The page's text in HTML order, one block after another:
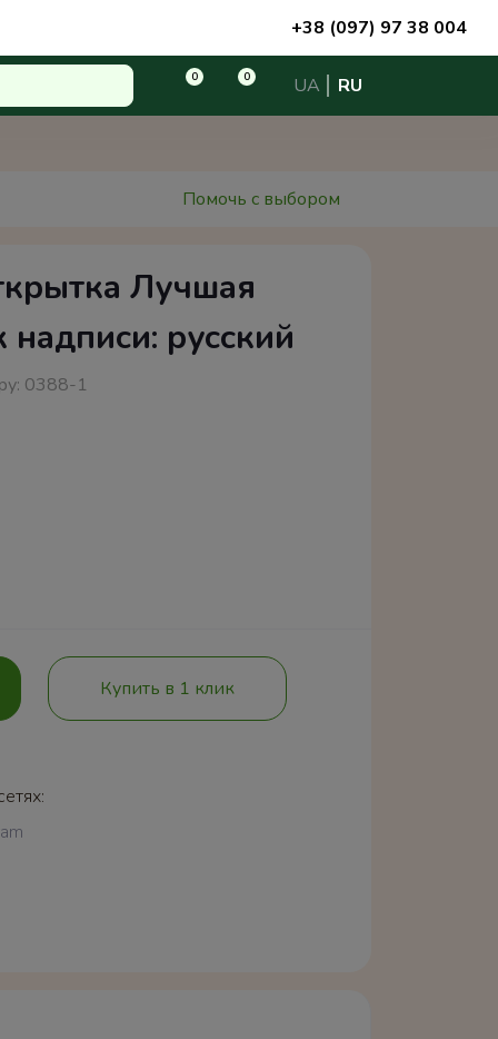
+38 (097) 97 38 004
0 0 UA RU
Помочь с выбором
Лучшая
русский
0388-1
Купить в 1 клик